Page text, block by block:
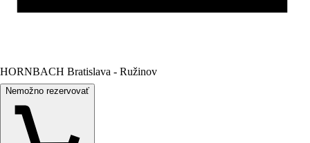
HORNBACH Bratislava - Ružinov
Nemožno rezervovať